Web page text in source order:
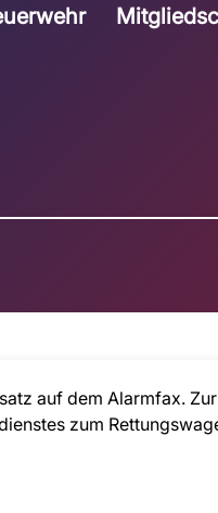
auf dem Alarmfax.
zum